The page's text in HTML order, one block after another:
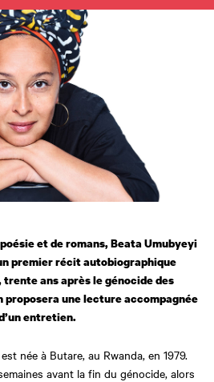
et de romans, Beata Umubyeyi
premier récit autobiographique
trente ans après le génocide des
proposera une lecture accompagnée
entretien.
née à Butare, au Rwanda, en 1979.
avant la fin du génocide, alors